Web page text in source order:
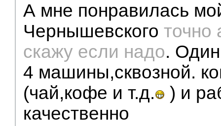
А мне понравилась
Чернышевского точно
скажу если надо.
4 машины,сквозной.
(чай,кофе и т.д.
) и
качественно